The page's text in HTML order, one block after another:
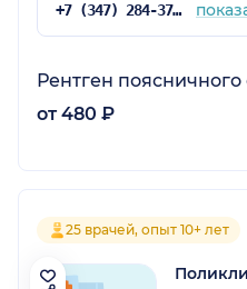
+7 (347) 284-37-30
Рентген
от 480 ₽
25 врачей, опыт 10+ лет